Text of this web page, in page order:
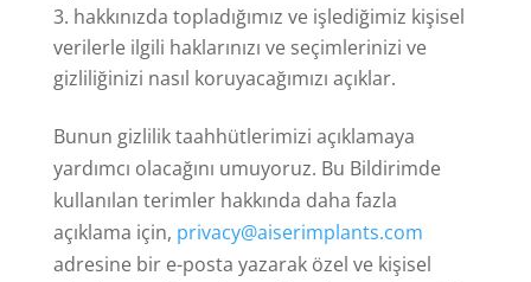
hakkınızda topladığımız ve işlediğimiz kişisel
verilerle ilgili haklarınızı ve seçimlerinizi ve
gizliliğinizi nasıl koruyacağımızı açıklar.
Bunun gizlilik taahhütlerimizi açıklamaya
yardımcı olacağını umuyoruz. Bu Bildirimde
kullanılan terimler hakkında daha fazla
açıklama için, privacy@aiserimplants.com
adresine bir e-posta yazarak özel ve kişisel